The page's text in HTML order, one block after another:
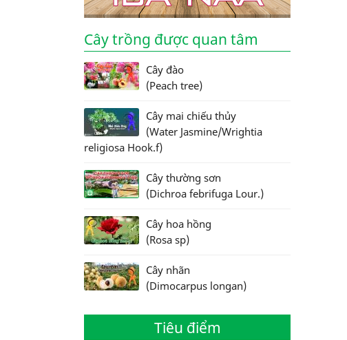
Cây trồng được quan tâm
Cây đào
(Peach tree)
Cây mai chiếu thủy
(Water Jasmine/Wrightia
religiosa Hook.f)
Cây thường sơn
(Dichroa febrifuga Lour.)
Cây hoa hồng
(Rosa sp)
Cây nhãn
(Dimocarpus longan)
Tiêu điểm